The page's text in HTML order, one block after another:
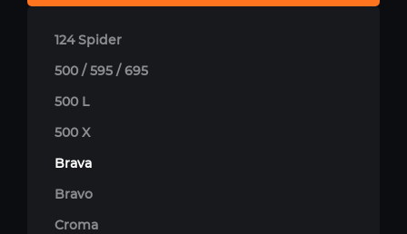
124 Spider
500 / 595 / 695
500 L
500 X
Brava
Bravo
Croma